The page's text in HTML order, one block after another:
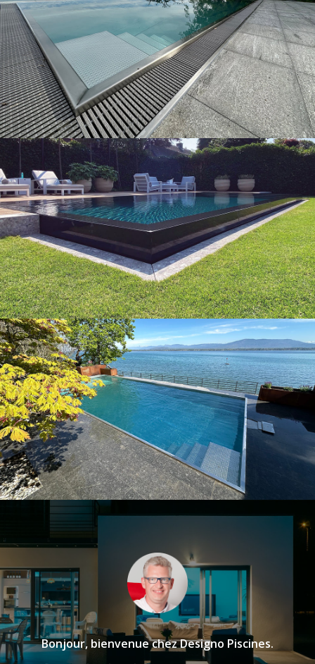
Nos piscines
Nos piscines
Nos piscines
Bonjour, bienvenue chez Designo Piscines.